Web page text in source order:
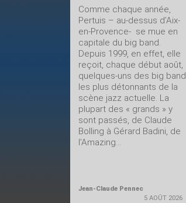
Comme chaque année,
Pertuis – au-dessus d’Aix-
en-Provence- se mue en
capitale du big band.
Depuis 1999, en effet, elle
reçoit, chaque début août,
quelques-uns des big band
les plus détonnants de la
scène jazz actuelle. La
plupart des « grands » y
sont passés, de Claude
Bolling à Gérard Badini, de
l’Amazing...
Jean-Claude Pennec
5 AOÛT 2026